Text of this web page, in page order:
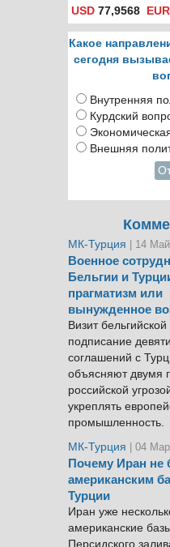
USD 77,9568 EUR
Какое
сегодня
Внутренняя
Курдский
Внешняя
МК-Турция | 14 Май
Военное
Бельгии и
прагматизм или
вынужденное
Визит
подписание
соглашений с
объясняют двумя
российской
укреплять
МК-Турция
| 04
Почему Иран не
американским
Турции
Иран уже
американские
Персидского